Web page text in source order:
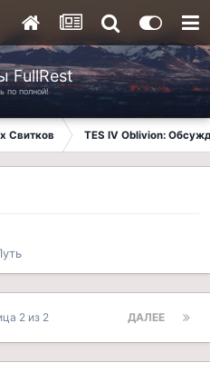
FullRest
по полной!
Свитков TES IV Oblivion:
ДАЛЕЕ
2 из 2